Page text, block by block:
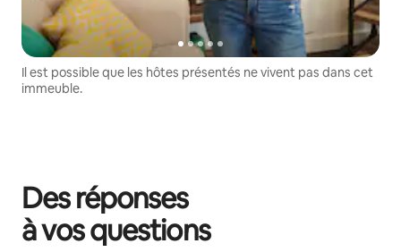
Il est possible que les hôtes présentés ne vivent pas dans cet
immeuble.
Des réponses
à vos questions